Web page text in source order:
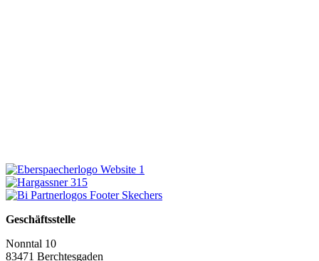
Geschäftsstelle
Nonntal 10
83471 Berchtesgaden